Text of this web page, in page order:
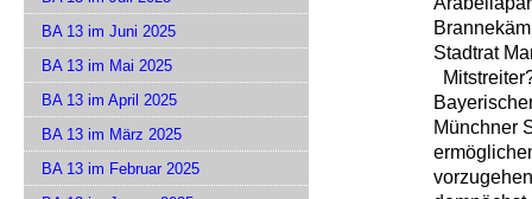
Stadtrat
Münchner
BA 13 im Juni 2025
BA 13 im Mai 2025
BA 13 im April 2025
BA 13 im März 2025
BA 13 im Februar 2025